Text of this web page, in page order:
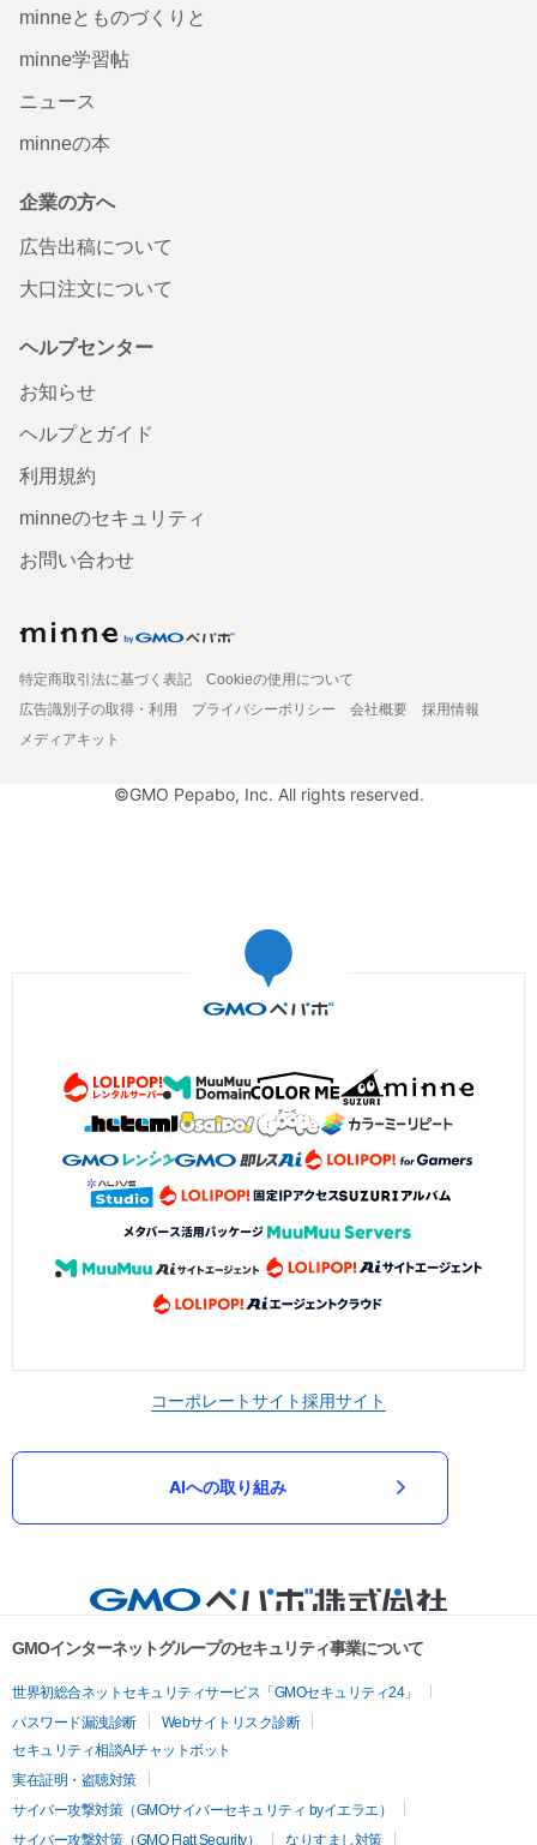
minneとものづくりと
minne学習帖
ニュース
minneの本
企業の方へ
広告出稿について
大口注文について
ヘルプセンター
お知らせ
ヘルプとガイド
利用規約
minneのセキュリティ
お問い合わせ
特定商取引法に基づく表記
Cookieの使用について
広告識別子の取得・利用
プライバシーポリシー 会社概要
採用情報
メディアキット
©GMO Pepabo, Inc. All rights reserved.
コーポレートサイト採用サイト
AIへの取り組み
GMOインターネットグループのセキュリティ事業について
世界初総合ネットセキュリティサービス「GMOセキュリティ24」
パスワード漏洩診断
Webサイトリスク診断
セキュリティ相談AIチャットボット
実在証明・盗聴対策
サイバー攻撃対策（GMOサイバーセキュリティ byイエラエ）
サイバー攻撃対策（GMO Flatt Security）
なりすまし対策